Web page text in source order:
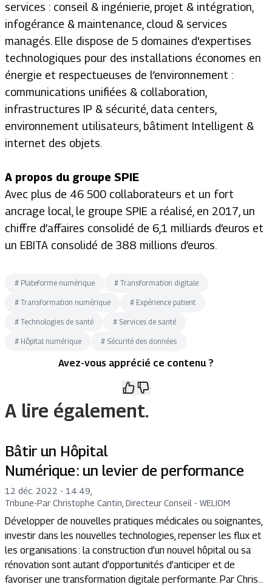
services : conseil & ingénierie, projet & intégration,
infogérance & maintenance, cloud & services
managés. Elle dispose de 5 domaines d'expertises
technologiques pour des installations économes en
énergie et respectueuses de l’environnement :
communications unifiées & collaboration,
infrastructures IP & sécurité, data centers,
environnement utilisateurs, bâtiment Intelligent &
internet des objets.
A propos du groupe SPIE
Avec plus de 46 500 collaborateurs et un fort
ancrage local, le groupe SPIE a réalisé, en 2017, un
chiffre d’affaires consolidé de 6,1 milliards d’euros et
un EBITA consolidé de 388 millions d’euros.
# Plateforme numérique # Transformation digitale
# Transformation numérique # Expérience patient
# Technologies de santé # Services de santé
# Hôpital numérique # Sécurité des données
Avez-vous apprécié ce contenu ?
A lire également.
Bâtir un Hôpital
Numérique : un levier de performance
12 déc. 2022 - 14:49
Tribune-Par Christophe Cantin, Directeur Conseil - WELIOM
Développer de nouvelles pratiques médicales ou soignantes,
investir dans les nouvelles technologies, repenser les flux et
les organisations : la construction d’un nouvel hôpital ou sa
rénovation sont autant d’opportunités d’anticiper et de
favoriser une transformation digitale performante. Par Chris...